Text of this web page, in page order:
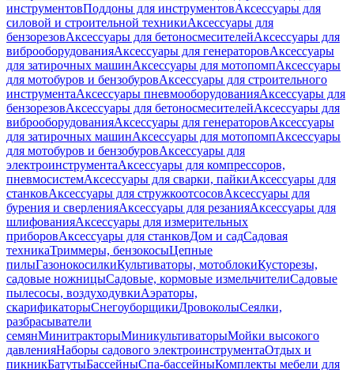
инструментовПоддоны для инструментовАксессуары для
силовой и строительной техникиАксессуары для
бензорезовАксессуары для бетоносмесителейАксессуары для
виброоборудованияАксессуары для генераторовАксессуары
для затирочных машинАксессуары для мотопомпАксессуары
для мотобуров и бензобуровАксессуары для строительного
инструментаАксессуары пневмооборудованияАксессуары для
бензорезовАксессуары для бетоносмесителейАксессуары для
виброоборудованияАксессуары для генераторовАксессуары
для затирочных машинАксессуары для мотопомпАксессуары
для мотобуров и бензобуровАксессуары для
электроинструментаАксессуары для компрессоров,
пневмосистемАксессуары для сварки, пайкиАксессуары для
станковАксессуары для стружкоотсосовАксессуары для
бурения и сверленияАксессуары для резанияАксессуары для
шлифованияАксессуары для измерительных
приборовАксессуары для станковДом и садСадовая
техникаТриммеры, бензокосыЦепные
пилыГазонокосилкиКультиваторы, мотоблокиКусторезы,
садовые ножницыСадовые, кормовые измельчителиСадовые
пылесосы, воздуходувкиАэраторы,
скарификаторыСнегоуборщикиДровоколыСеялки,
разбрасыватели
семянМинитракторыМиникультиваторыМойки высокого
давленияНаборы садового электроинструментаОтдых и
пикникБатутыБассейныСпа-бассейныКомплекты мебели для